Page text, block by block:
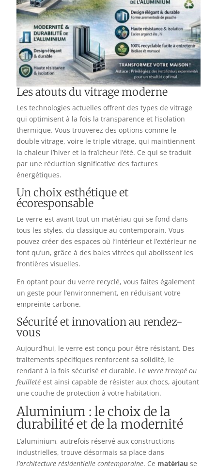
Les atouts du vitrage moderne
Les technologies actuelles offrent des types de vitrage
qui optimisent à la fois la transparence et l’isolation
thermique. Vous trouverez des options comme le
double vitrage, voire le triple vitrage, qui maintiennent
la chaleur l’hiver et la fraîcheur l’été. Ce qui se traduit
par une réduction significative des factures
énergétiques.
Un choix esthétique et
écoresponsable
Le verre est avant tout un matériau qui se fond dans
tous les styles, du classique au contemporain. Vous
pouvez créer des espaces où l’intérieur et l’extérieur ne
font qu’un, grâce à des baies vitrées qui abolissent les
frontières visuelles.
En optant pour du verre recyclé, vous faites également
un geste pour l’environnement, en réduisant votre
empreinte carbone.
Sécurité et innovation au rendez-
vous
Aujourd’hui, le verre est conçu pour être résistant. Des
traitements spécifiques renforcent sa solidité, le
rendant à la fois sécurisé et durable. Le verre trempé ou
feuilletéest ainsi capable de résister aux chocs, ajoutant
une couche de protection à votre habitation.
Aluminium : le choix de la
durabilité et de la modernité
L’aluminium, autrefois réservé aux constructions
industrielles, trouve désormais sa place dans
l’architecture résidentielle contemporaine. Ce matériau se